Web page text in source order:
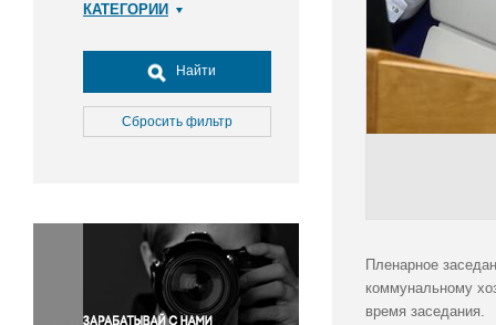
КАТЕГОРИИ
Досуг, туризм и отдых
Культура
Медицина
Окружающая среда
Политика
Правосудие
Происшествия и конфликты
Найти
Сбросить фильтр
Пленарное
коммунальному
время заседания.